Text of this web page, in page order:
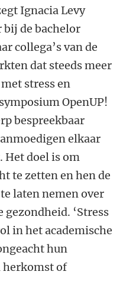
Ignacia Levy
bij de bachelor
collega’s van de
dat steeds meer
stress en
OpenUP!
bespreekbaar
elkaar
Het doel is om
te zetten en hen de
laten nemen over
‘Stress
in het academische
hun
of